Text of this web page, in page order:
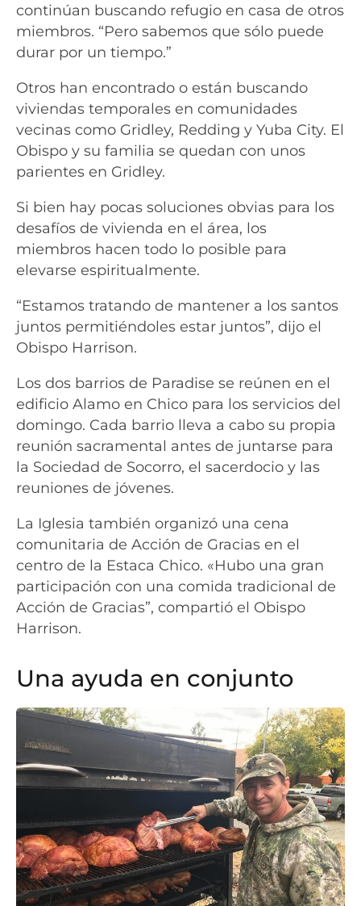
continúan buscando refugio en casa de otros
miembros. “Pero sabemos que sólo puede
durar por un tiempo.”
Otros han encontrado o están buscando
viviendas temporales en comunidades
vecinas como Gridley, Redding y Yuba City. El
Obispo y su familia se quedan con unos
parientes en Gridley.
Si bien hay pocas soluciones obvias para los
desafíos de vivienda en el área, los
miembros hacen todo lo posible para
elevarse espiritualmente.
“Estamos tratando de mantener a los santos
juntos permitiéndoles estar juntos”, dijo el
Obispo Harrison.
Los dos barrios de Paradise se reúnen en el
edificio Alamo en Chico para los servicios del
domingo. Cada barrio lleva a cabo su propia
reunión sacramental antes de juntarse para
la Sociedad de Socorro, el sacerdocio y las
reuniones de jóvenes.
La Iglesia también organizó una cena
comunitaria de Acción de Gracias en el
centro de la Estaca Chico. «Hubo una gran
participación con una comida tradicional de
Acción de Gracias”, compartió el Obispo
Harrison.
Una ayuda en conjunto